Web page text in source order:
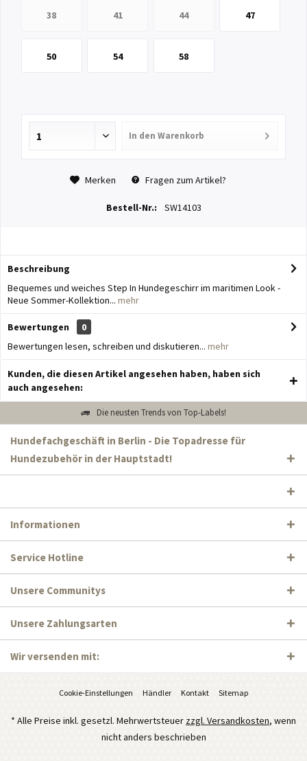
38 41 44 47
50 54 58
In den Warenkorb
Merken Fragen zum Artikel?
Bestell-Nr.: SW14103
Beschreibung
Bequemes und weiches Step In Hundegeschirr im maritimen Look -
Neue Sommer-Kollektion... mehr
Bewertungen
0
Bewertungen lesen, schreiben und diskutieren... mehr
Kunden, die diesen Artikel angesehen haben, haben sich
auch angesehen:
Die neusten Trends von Top-Labels!
Hundefachgeschäft in Berlin - Die Topadresse für
Hundezubehör in der Hauptstadt!
Informationen
Service Hotline
Unsere Communitys
Unsere Zahlungsarten
Wir versenden mit:
Cookie-Einstellungen Händler Kontakt Sitemap
* Alle Preise inkl. gesetzl. Mehrwertsteuer zzgl. Versandkosten, wenn
nicht anders beschrieben